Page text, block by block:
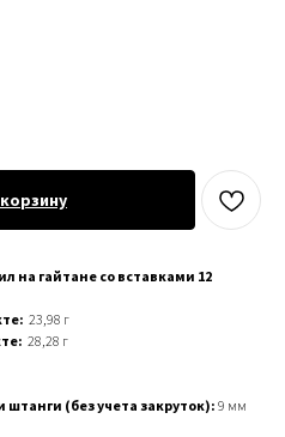
на гайтане со вставками 12
23,98 г
28,28 г
(без учета закруток): 9 мм